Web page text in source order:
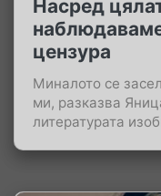
Насред
цензура
Миналото се
ми, разказва
литературата